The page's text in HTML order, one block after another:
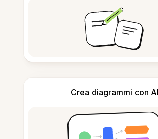
Crea diagrammi con AI